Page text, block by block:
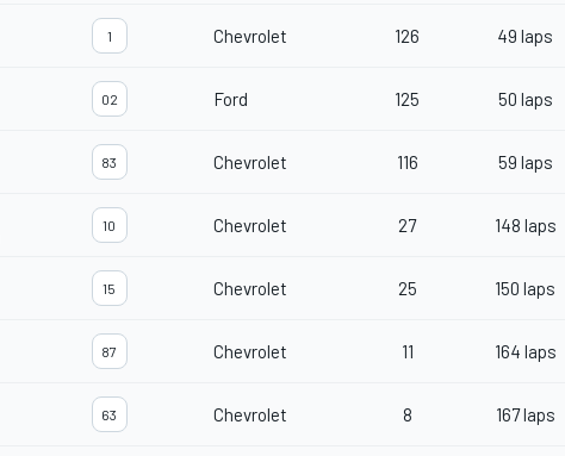
1 Chevrolet 126 49 laps
02 Ford 125 50 laps
83 Chevrolet 116 59 laps
10 Chevrolet 27 148 laps
15 Chevrolet 25 150 laps
87 Chevrolet 11 164 laps
63 Chevrolet 8 167 laps